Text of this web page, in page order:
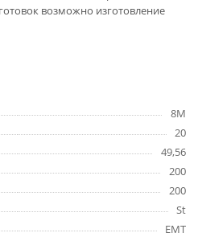
возможно изготовление
8M
20
49,56
200
200
St
EMT